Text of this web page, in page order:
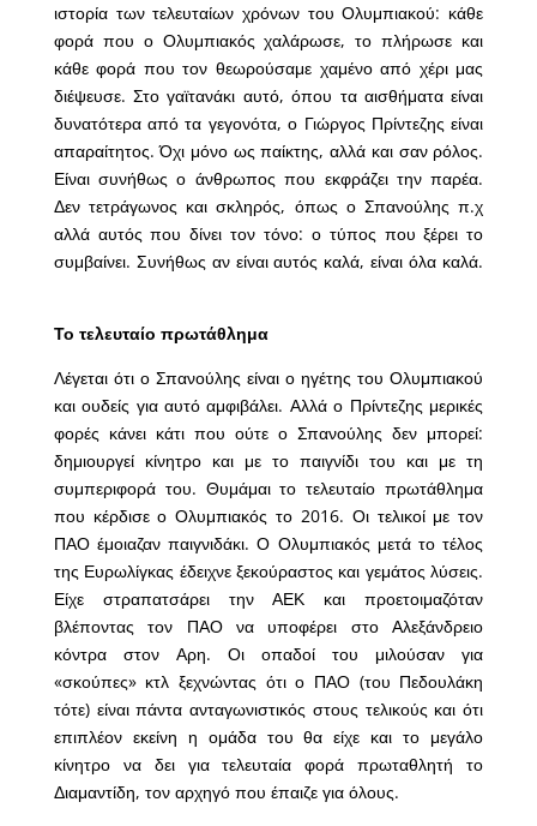
ιστορία των τελευταίων χρόνων του Ολυμπιακού: κάθε
φορά που ο Ολυμπιακός χαλάρωσε, το πλήρωσε και
κάθε φορά που τον θεωρούσαμε χαμένο από χέρι μας
διέψευσε. Στο γαϊτανάκι αυτό, όπου τα αισθήματα είναι
δυνατότερα από τα γεγονότα, ο Γιώργος Πρίντεζης είναι
απαραίτητος. Όχι μόνο ως παίκτης, αλλά και σαν ρόλος.
Είναι συνήθως ο άνθρωπος που εκφράζει την παρέα.
Δεν τετράγωνος και σκληρός, όπως ο Σπανούλης π.χ
αλλά αυτός που δίνει τον τόνο: ο τύπος που ξέρει το
συμβαίνει. Συνήθως αν είναι αυτός καλά, είναι όλα καλά.
Το τελευταίο πρωτάθλημα
Λέγεται ότι ο Σπανούλης είναι ο ηγέτης του Ολυμπιακού
και ουδείς για αυτό αμφιβάλει. Αλλά ο Πρίντεζης μερικές
φορές κάνει κάτι που ούτε ο Σπανούλης δεν μπορεί:
δημιουργεί κίνητρο και με το παιγνίδι του και με τη
συμπεριφορά του. Θυμάμαι το τελευταίο πρωτάθλημα
που κέρδισε ο Ολυμπιακός το 2016. Οι τελικοί με τον
ΠΑΟ έμοιαζαν παιγνιδάκι. Ο Ολυμπιακός μετά το τέλος
της Ευρωλίγκας έδειχνε ξεκούραστος και γεμάτος λύσεις.
Είχε στραπατσάρει την ΑΕΚ και προετοιμαζόταν
βλέποντας τον ΠΑΟ να υποφέρει στο Αλεξάνδρειο
κόντρα στον Αρη. Οι οπαδοί του μιλούσαν για
«σκούπες» κτλ ξεχνώντας ότι ο ΠΑΟ (του Πεδουλάκη
τότε) είναι πάντα ανταγωνιστικός στους τελικούς και ότι
επιπλέον εκείνη η ομάδα του θα είχε και το μεγάλο
κίνητρο να δει για τελευταία φορά πρωταθλητή το
Διαμαντίδη, τον αρχηγό που έπαιζε για όλους.